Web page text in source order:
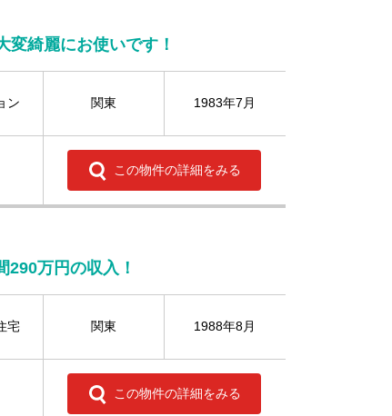
綺麗にお使いです！
ン 関東 1983年7月
この物件の詳細をみる
万円の収入！
宅 関東 1988年8月
この物件の詳細をみる